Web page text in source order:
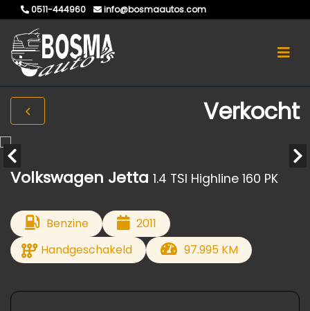
0511-444960 info@bosmaautos.com
Verkocht
Volkswagen Jetta 1.4 TSI Highline 160 PK
Benzine
2011
Handgeschakeld
97.995 KM